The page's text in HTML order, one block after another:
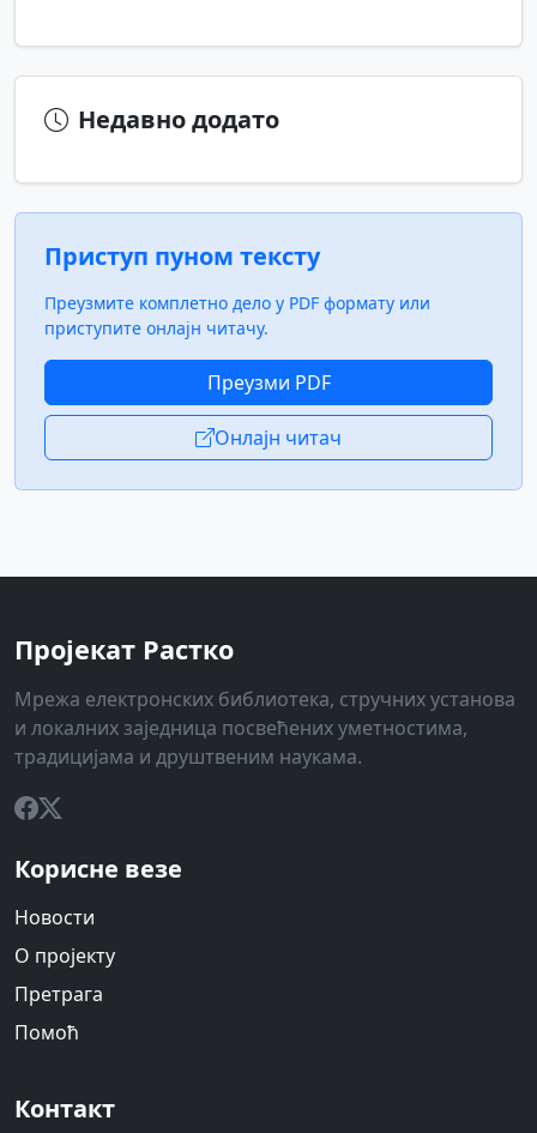
Недавно додато
Приступ пуном тексту
Преузмите комплетно дело у PDF формату или
приступите онлајн читачу.
Преузми PDF
Онлајн читач
Пројекат Растко
Мрежа електронских библиотека, стручних установа
и локалних заједница посвећених уметностима,
традицијама и друштвеним наукама.
Корисне везе
Новости
О пројекту
Претрага
Помоћ
Контакт